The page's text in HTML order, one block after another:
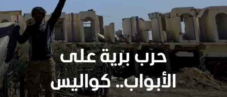
حرب برية على
الأبواب.. كواليس